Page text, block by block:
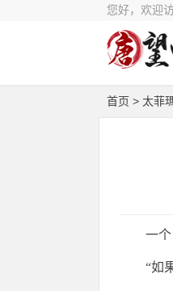
您好，欢迎
首页 > 太菲
一个
“如